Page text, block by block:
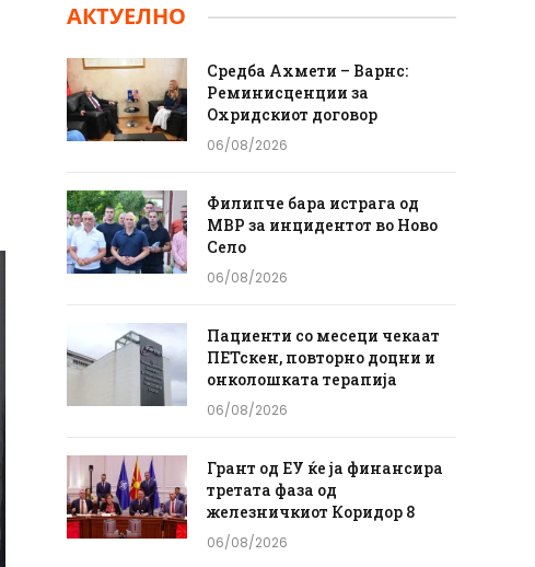
АКТУЕЛНО
Средба Ахмети – Варнс:
Реминисценции за
Охридскиот договор
06/08/2026
Филипче бара истрага од
МВР за инцидентот во Ново
Село
06/08/2026
Пациенти со месеци чекаат
ПЕТскен, повторно доцни и
онколошката терапија
06/08/2026
Грант од ЕУ ќе ја финансира
третата фаза од
железничкиот Коридор 8
06/08/2026